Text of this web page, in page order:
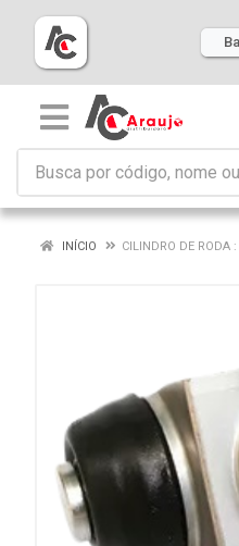
INÍCIO CILINDRO DE RODA